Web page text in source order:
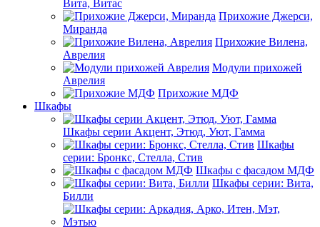
Вита, Витас
Прихожие Джерси,
Миранда
Прихожие Вилена,
Аврелия
Модули прихожей
Аврелия
Прихожие МДФ
Шкафы
Шкафы серии Акцент, Этюд, Уют, Гамма
Шкафы
серии: Бронкс, Стелла, Стив
Шкафы с фасадом МДФ
Шкафы серии: Вита,
Билли